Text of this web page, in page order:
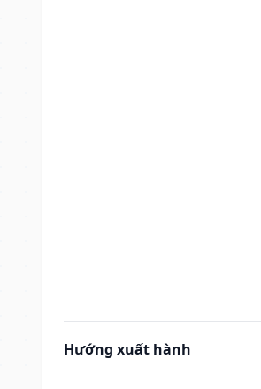
Hướng xuất hành